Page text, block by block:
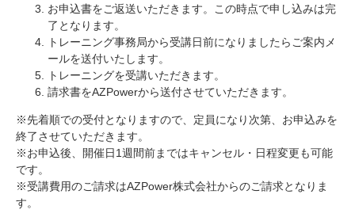
お申込書をご返送いただきます。この時点で申し込みは完
了となります。
トレーニング事務局から受講日前になりましたらご案内メ
ールを送付いたします。
トレーニングを受講いただきます。
請求書をAZPowerから送付させていただきます。
※先着順での受付となりますので、定員になり次第、お申込みを
終了させていただきます。
※お申込後、開催日1週間前まではキャンセル・日程変更も可能
です。
※受講費用のご請求はAZPower株式会社からのご請求となりま
す。